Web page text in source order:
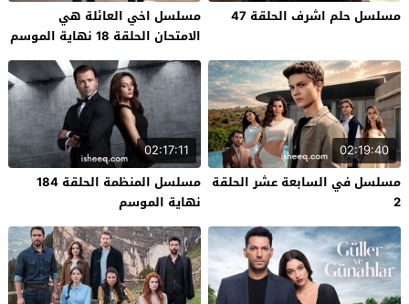
مسلسل حلم اشرف الحلقة 47
مسلسل اخي العائلة هي
الامتحان الحلقة 18 نهاية الموسم
02:19:40
مسلسل في السابعة عشر الحلقة
2
02:17:11
مسلسل المنظمة الحلقة 184
نهاية الموسم